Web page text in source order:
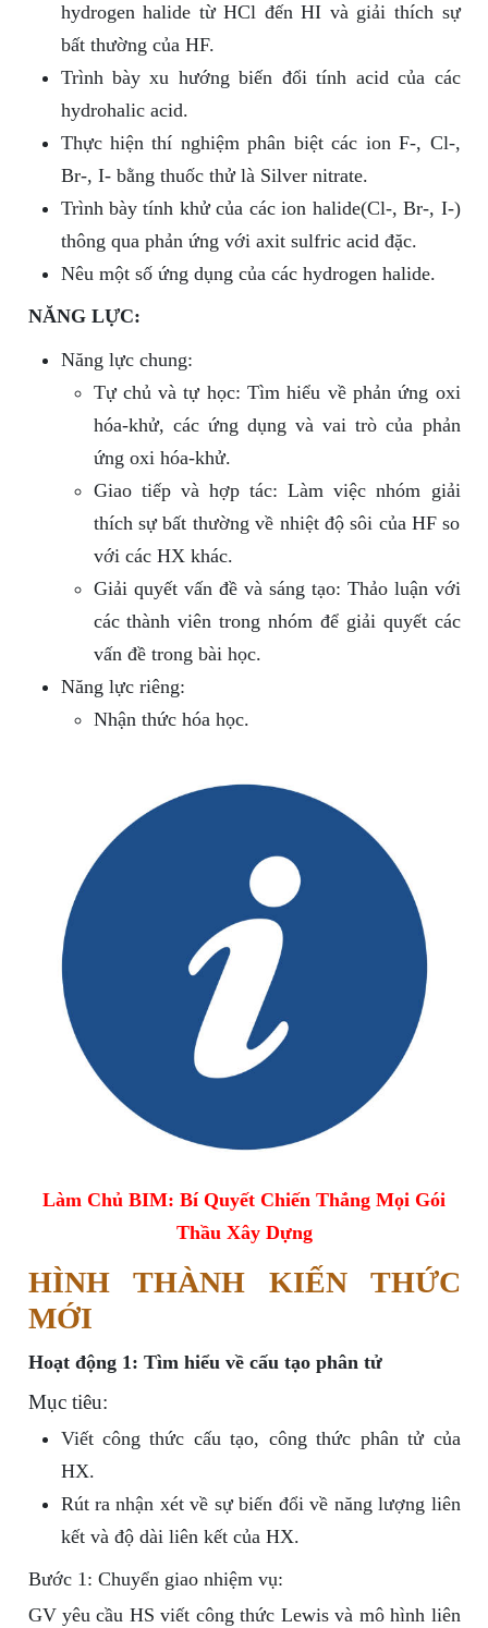
hydrogen halide từ HCl đến HI và giải thích sự
bất thường của HF.
Trình bày xu hướng biến đổi tính acid của các
hydrohalic acid.
Thực hiện thí nghiệm phân biệt các ion F-, Cl-,
Br-, I- bằng thuốc thử là Silver nitrate.
Trình bày tính khử của các ion halide(Cl-, Br-, I-)
thông qua phản ứng với axit sulfric acid đặc.
Nêu một số ứng dụng của các hydrogen halide.
NĂNG LỰC:
Năng lực chung:
Tự chủ và tự học: Tìm hiểu về phản ứng oxi
hóa-khử, các ứng dụng và vai trò của phản
ứng oxi hóa-khử.
Giao tiếp và hợp tác: Làm việc nhóm giải
thích sự bất thường về nhiệt độ sôi của HF so
với các HX khác.
Giải quyết vấn đề và sáng tạo: Thảo luận với
các thành viên trong nhóm để giải quyết các
vấn đề trong bài học.
Năng lực riêng:
Nhận thức hóa học.
Làm Chủ BIM: Bí Quyết Chiến Thắng Mọi Gói
Thầu Xây Dựng
HÌNH THÀNH KIẾN THỨC
MỚI
Hoạt động 1: Tìm hiểu về cấu tạo phân tử
Mục tiêu:
Viết công thức cấu tạo, công thức phân tử của
HX.
Rút ra nhận xét về sự biến đổi về năng lượng liên
kết và độ dài liên kết của HX.
Bước 1: Chuyển giao nhiệm vụ:
GV yêu cầu HS viết công thức Lewis và mô hình liên